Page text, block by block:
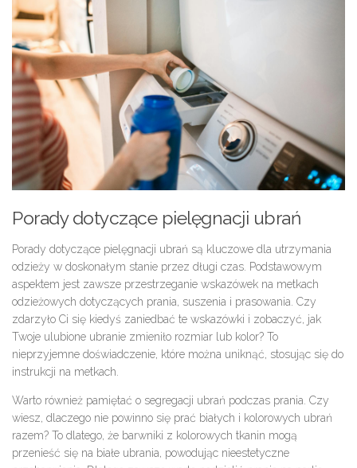
Porady dotyczące pielęgnacji ubrań
Porady dotyczące pielęgnacji ubrań są kluczowe dla utrzymania
odzieży w doskonałym stanie przez długi czas. Podstawowym
aspektem jest zawsze przestrzeganie wskazówek na metkach
odzieżowych dotyczących prania, suszenia i prasowania. Czy
zdarzyło Ci się kiedyś zaniedbać te wskazówki i zobaczyć, jak
Twoje ulubione ubranie zmieniło rozmiar lub kolor? To
nieprzyjemne doświadczenie, które można uniknąć, stosując się do
instrukcji na metkach.
Warto również pamiętać o segregacji ubrań podczas prania. Czy
wiesz, dlaczego nie powinno się prać białych i kolorowych ubrań
razem? To dlatego, że barwniki z kolorowych tkanin mogą
przenieść się na białe ubrania, powodując nieestetyczne